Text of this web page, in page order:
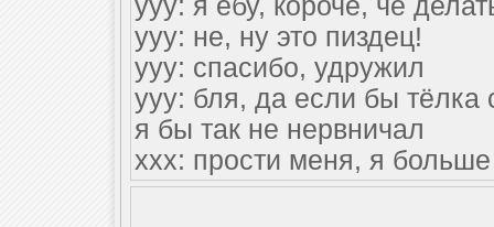
yyy: я ебу, короче, чё
yyy: не, ну это пиздец!
yyy: спасибо, удружил
yyy: бля, да если бы тёлка
я бы так не нервничал
xxx: прости меня, я больше